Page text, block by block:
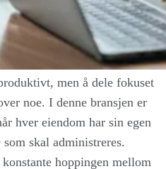
men å dele fokuset
noe. I denne bransjen er
hver eiendom har sin egen
skal administreres.
hoppingen mellom